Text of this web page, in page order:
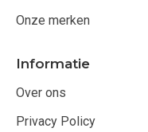
Onze merken
Informatie
Over ons
Privacy Policy